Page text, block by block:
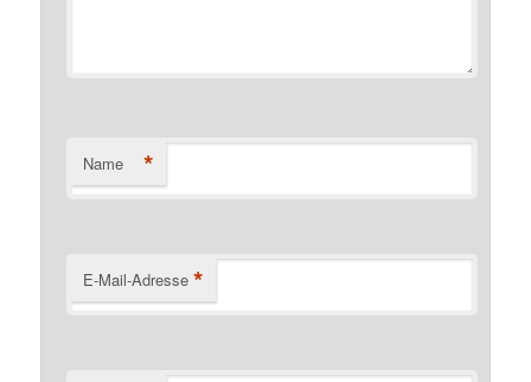
Name *
E-Mail-Adresse *